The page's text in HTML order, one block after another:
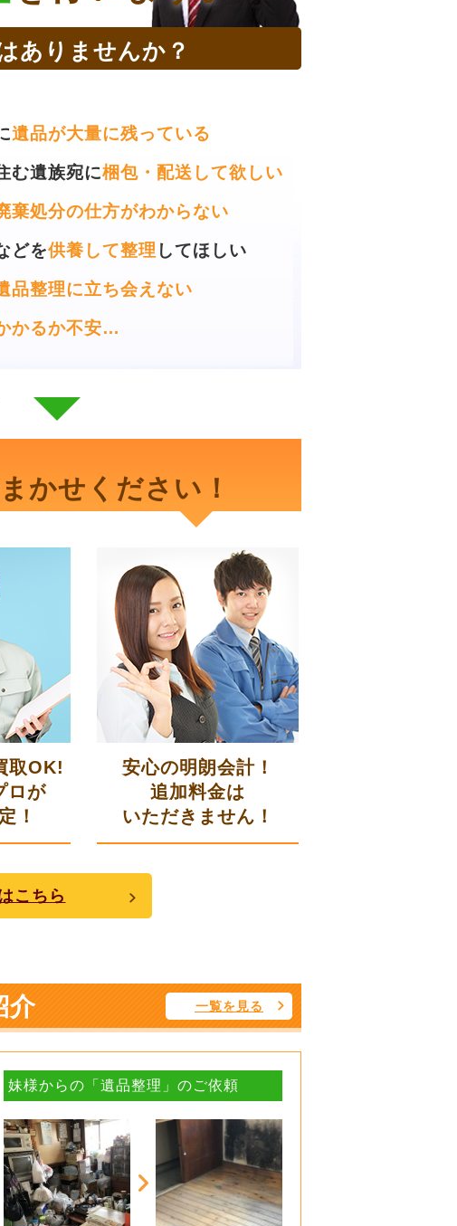
ありませんか？
遺品が大量に残っている
む遺族宛に梱包・配送して欲しい
棄処分の仕方がわからない
どを供養して整理 してほしい
品整理に立ち会えない
かるか不安…
かせください！
取OK!
ロが
！
安心の明朗会計！
追加料金は
いただきません！
こちら
介 一覧を見る
妹様からの「遺品整理」のご依頼